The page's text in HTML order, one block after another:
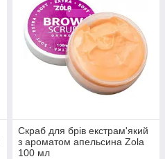
Скраб для брів екстрам'який
з ароматом апельсина Zola
100 мл